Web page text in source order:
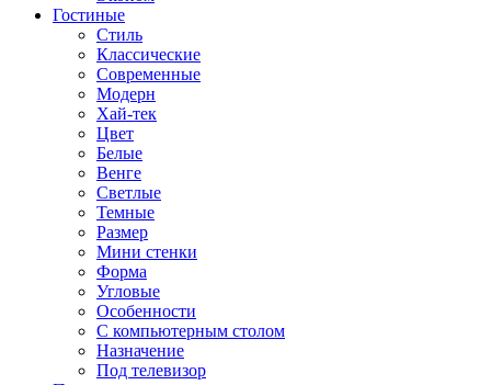
Гостиные
Стиль
Классические
Современные
Модерн
Хай-тек
Цвет
Белые
Венге
Светлые
Темные
Размер
Мини стенки
Форма
Угловые
Особенности
С компьютерным столом
Назначение
Под телевизор